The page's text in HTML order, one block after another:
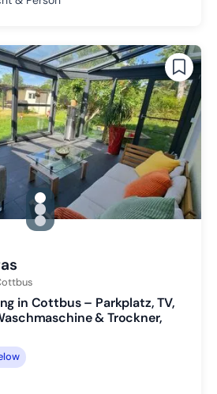
gallery.slide_selector
Zu Slide 1 wechseln
Zu Slide 2 wechseln
Zu Slide 3 wechseln
in Cottbus – Parkplatz, TV,
& Trockner,